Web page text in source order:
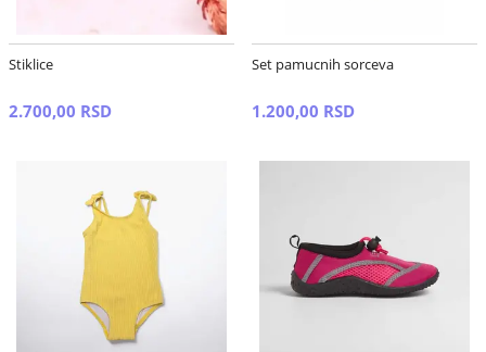
Stiklice
2.700,00 RSD
Set pamucnih sorceva
1.200,00 RSD